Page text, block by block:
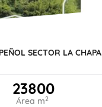
SECTOR LA CHAPA
23800
Área m2